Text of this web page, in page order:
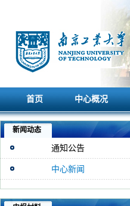
首页
首页
中心概况
新闻动态
通知公告
中心新闻